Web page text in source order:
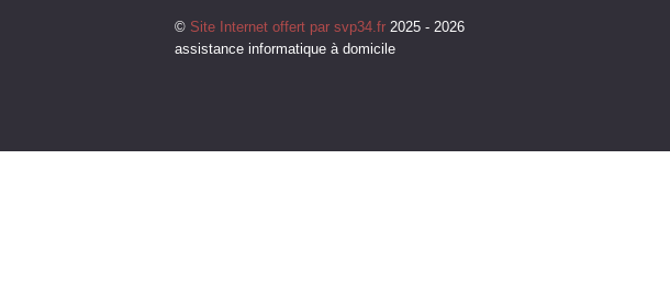
© Site Internet offert par svp34.fr2025 - 2026
assistance informatique à domicile